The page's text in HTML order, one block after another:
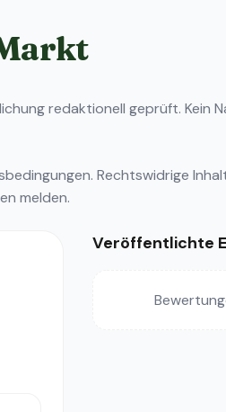
redaktionell geprüft. Kein
. Rechtswidrige
melden.
Veröffentlichte